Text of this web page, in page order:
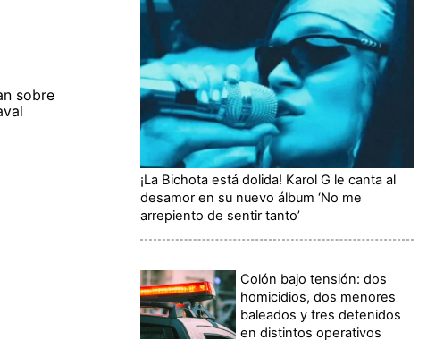
sobre
¡La Bichota está dolida! Karol G le canta al
desamor en su nuevo álbum ‘No me
arrepiento de sentir tanto’
Colón bajo tensión: dos
homicidios, dos menores
baleados y tres detenidos
en distintos operativos